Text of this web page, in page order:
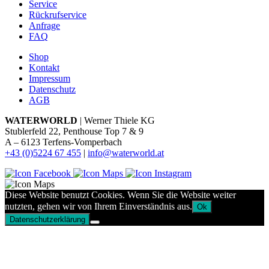
Service
Rückrufservice
Anfrage
FAQ
Shop
Kontakt
Impressum
Datenschutz
AGB
WATERWORLD | Werner Thiele KG
Stublerfeld 22, Penthouse Top 7 & 9
A – 6123 Terfens-Vomperbach
+43 (0)5224 67 455 | info@waterworld.at
Diese Website benutzt Cookies. Wenn Sie die Website weiter
nutzten, gehen wir von Ihrem Einverständnis aus. Ok
Datenschutzerklärung